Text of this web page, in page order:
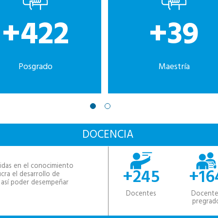
+422
Posgrado
+39
Maestría
DOCENCIA
en el conocimiento
el desarrollo de
poder desempeñar +245
Docentes